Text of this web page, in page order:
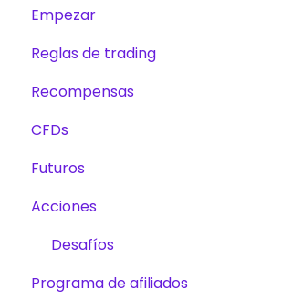
Empezar
Primeros pasos
The Trading Pit – Quiénes somos
Compras
Productos
Verificación de cuenta
Trading
Desafíos
Reglas de trading
Reglas básicas para CFD,
CFD
Futuros
Acciones
Recompensas
Comisiones
Métodos de recompensas
CFDs
Productos
Trading
Desafíos
Plataformas
Futuros
Plan de Escalado
Challenges
Operaciones bursátiles -
Acciones
Desafíos
Programa de afiliados